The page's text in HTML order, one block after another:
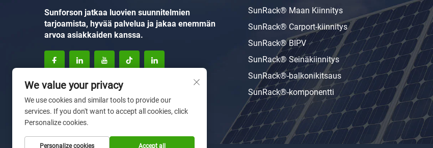
Sunforson jatkaa luovien suunnitelmien
tarjoamista, hyvää palvelua ja jakaa enemmän
arvoa asiakkaiden kanssa.
SunRack® Maan Kiinnitys
SunRack® Carport-kiinnitys
SunRack® BIPV
SunRack® Seinäkiinnitys
SunRack®-balkonikitsaus
SunRack®-komponentti
We value your privacy
We use cookies and similar tools to provide our
services. If you don't want to accept all cookies, click
Personalize cookies.
Personalize cookies Accept all